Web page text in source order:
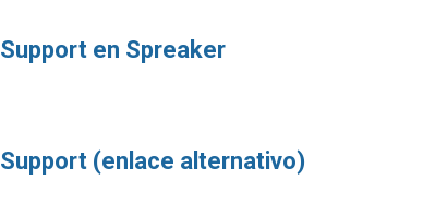
Support en Spreaker
Support (enlace alternativo)